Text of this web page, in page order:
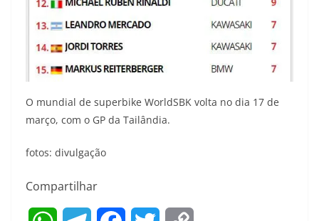
O mundial de superbike WorldSBK volta no dia 17 de
março, com o GP da Tailândia.
fotos: divulgação
Compartilhar